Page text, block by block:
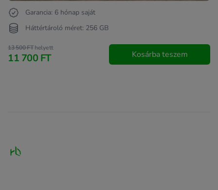
Garancia: 6 hónap saját
Háttértároló méret: 256 GB
13 500 FThelyett
11 700 FT Kosárba teszem